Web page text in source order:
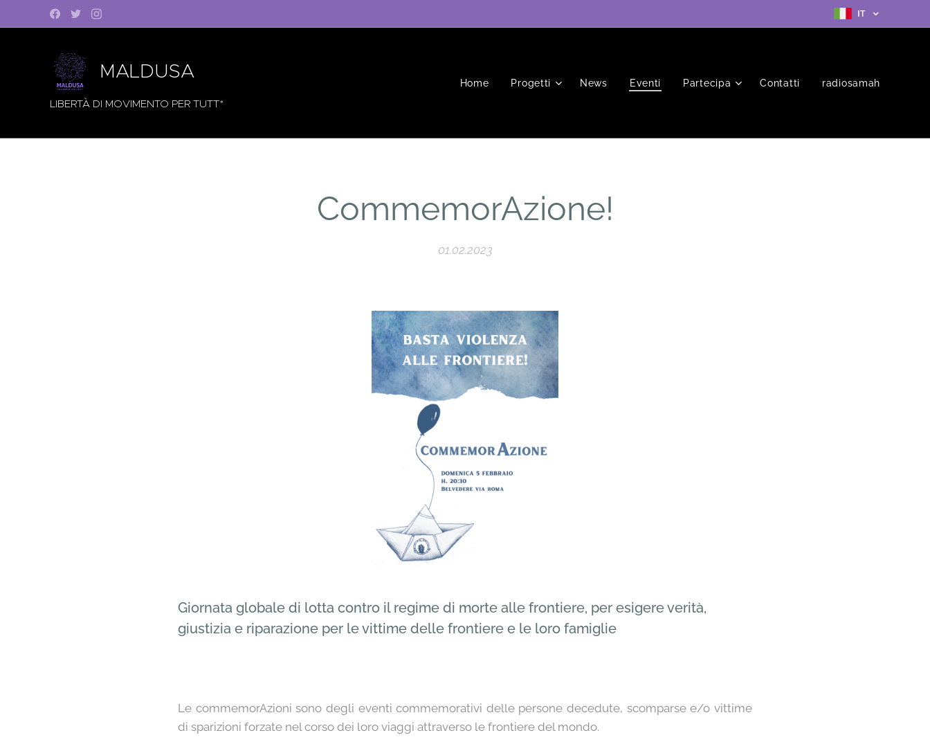
IT
MALDUSA
LIBERTÀ DI MOVIMENTO PER TUTT*
Home Progetti News Eventi Partecipa Contatti radiosamah
CommemorAzione!
01.02.2023
Giornata globale di lotta contro il regime di morte alle frontiere, per esigere verità,
giustizia e riparazione per le vittime delle frontiere e le loro famiglie
Le commemorAzioni sono degli eventi commemorativi delle persone decedute, scomparse e/o vittime
di sparizioni forzate nel corso dei loro viaggi attraverso le frontiere del mondo.